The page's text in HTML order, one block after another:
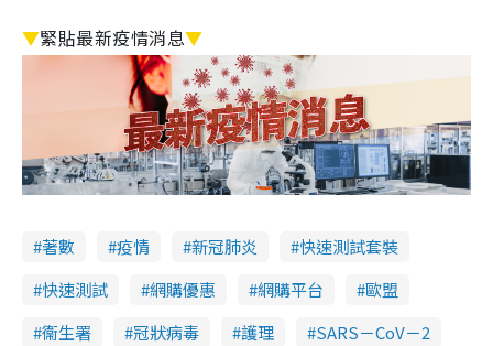
▼緊貼最新疫情消息▼
著數 疫情 新冠肺炎
快速測試套裝
快速測試
網購優惠 網購平台
歐盟
衞生署
冠狀病毒 護理 SARS－CoV－2